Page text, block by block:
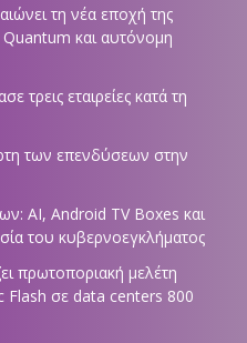
τη νέα εποχή της
και αυτόνομη
τρεις εταιρείες κατά τη
των επενδύσεων στην
AI, Android TV Boxes και
του κυβερνοεγκλήματος
πρωτοποριακή μελέτη
Flash σε data centers 800